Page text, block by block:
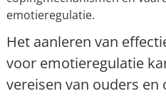
emotieregulatie.
Het aanleren van
voor emotieregulatie
vereisen van ouders en